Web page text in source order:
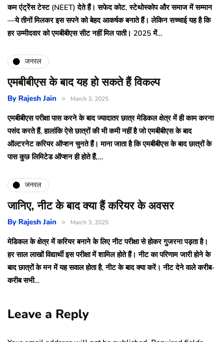
कम एंट्रेंस टेस्ट (NEET) देते हैं। सफेद कोट, स्टेथोस्कोप और समाज में सम्मान
—ये तीनों मिलकर इस सपने को बेहद आकर्षक बनाते हैं। लेकिन सच्चाई यह है कि
हर उम्मीदवार को एमबीबीएस सीट नहीं मिल पाती। 2025 में…
जनरल
एमबीबीएस के बाद यह हो सकते हैं विकल्प
By Rajesh Jain March 3, 2025
एमबीबीएस परीक्षा पास करने के बाद ज्‍यादातर छात्र मेडिकल क्षेत्र में ही काम करना
पसंद करते हैं, हालांकि ऐसे छात्रों की भी कमी नहीं है जो एमबीबीएस के बाद
ऑल्टरनेट करियर ऑप्शन चुनते हैं। माना जाता है कि एमबीबीएस के बाद छात्रों के
पास कुछ लिमिटेड ऑप्शन ही होते हैं,…
जनरल
जानिए, नीट के बाद क्या हैं करियर के अवसर
By Rajesh Jain March 3, 2025
मेडिकल के क्षेत्र में करियर बनाने के लिए नीट परीक्षा से होकर गुजरना पड़ता है।
हर साल लाखों विद्यार्थी इस परीक्षा में शामिल होते हैं। नीट का परिणाम जारी होने के
बाद छात्रों के मन में यह सवाल होता है, नीट के बाद क्या करें। नीट देने वाले करीब-
करीब सभी…
Leave a Reply